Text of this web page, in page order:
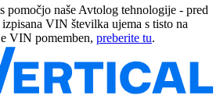
pomočjo naše Avtolog tehnologije - pred
VIN številka ujema s tisto na
VIN pomemben, preberite tu.